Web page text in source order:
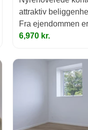
attraktiv
Fra ejendommen
6,970 kr.